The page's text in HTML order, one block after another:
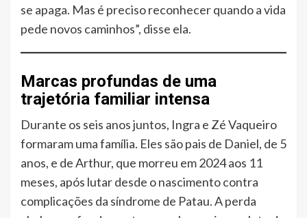
se apaga. Mas é preciso reconhecer quando a vida
pede novos caminhos”, disse ela.
Marcas profundas de uma
trajetória familiar intensa
Durante os seis anos juntos, Ingra e Zé Vaqueiro
formaram uma família. Eles são pais de Daniel, de 5
anos, e de Arthur, que morreu em 2024 aos 11
meses, após lutar desde o nascimento contra
complicações da síndrome de Patau. A perda